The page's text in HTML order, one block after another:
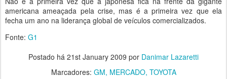
americana ameaçada pela crise, mas é a primeira vez que ela
fecha um ano na liderança global de veículos comercializados.
Fonte: G1
Postado há 21st January 2009 por Danimar Lazaretti
Marcadores: GM MERCADO TOYOTA